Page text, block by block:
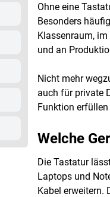
Ohne eine
Besonders
Klassenraum,
und an
Nicht mehr
auch für private
Funktion
Welche
Die Tastatur
Laptops und
Kabel erweitern.